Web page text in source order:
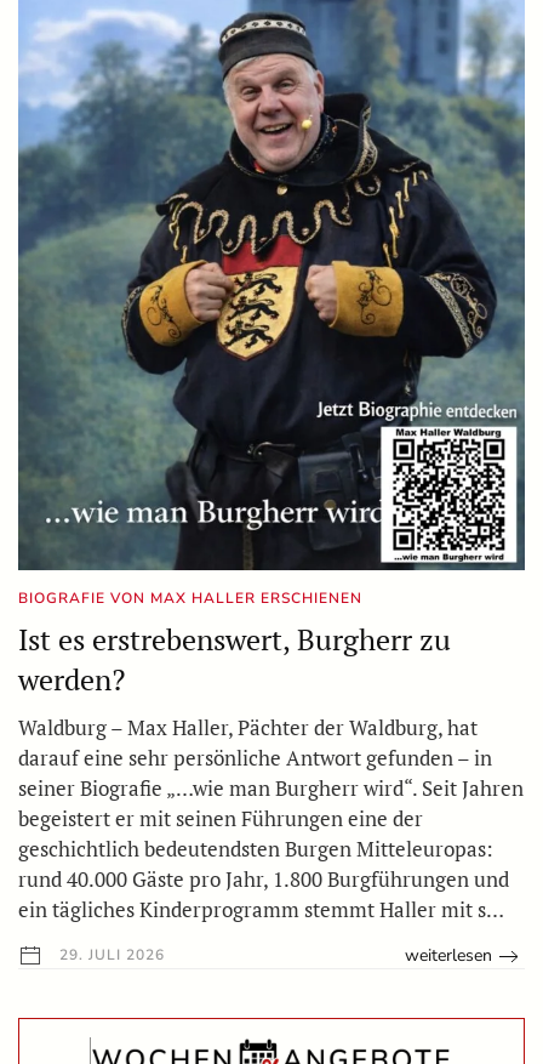
BIOGRAFIE VON MAX HALLER ERSCHIENEN
Ist es erstrebenswert, Burgherr zu
werden?
Waldburg – Max Haller, Pächter der Waldburg, hat
darauf eine sehr persönliche Antwort gefunden – in
seiner Biografie „…wie man Burgherr wird“. Seit Jahren
begeistert er mit seinen Führungen eine der
geschichtlich bedeutendsten Burgen Mitteleuropas:
rund 40.000 Gäste pro Jahr, 1.800 Burgführungen und
ein tägliches Kinderprogramm stemmt Haller mit s…
29. JULI 2026 weiterlesen